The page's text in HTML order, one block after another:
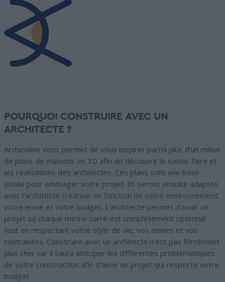
POURQUOI CONSTRUIRE AVEC UN
ARCHITECTE ?
Archionline vous permet de vous inspirer parmi plus d'un millier
de plans de maisons en 3D afin de découvrir le savoir-faire et
les réalisations des architectes. Ces plans sont une base
solide pour envisager votre projet. Ils seront ensuite adaptés
avec l'architecte créateur en fonction de votre environnement,
votre envie et votre budget. L'architecte permet d'avoir un
projet où chaque mètre-carré est complètement optimisé
tout en respectant votre style de vie, vos envies et vos
contraintes. Construire avec un architecte n'est pas forcément
plus cher car il saura anticiper les différentes problématiques
de votre construction afin d'avoir un projet qui respecte votre
budget